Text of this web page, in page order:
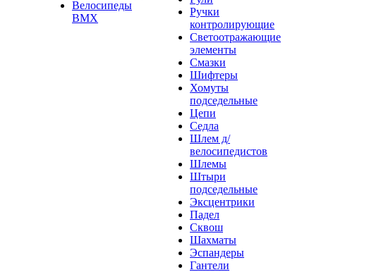
Велосипеды
BMX
Ручки
контролирующие
Светоотражающие
элементы
Смазки
Шифтеры
Хомуты
подседельные
Цепи
Седла
Шлем д/
велосипедистов
Шлемы
Штыри
подседельные
Эксцентрики
Падел
Сквош
Шахматы
Эспандеры
Гантели